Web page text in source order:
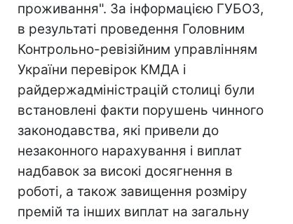
проживання". За інформацією ГУБОЗ,
в результаті проведення Головним
Контрольно-ревізійним управлінням
України перевірок КМДА і
райдержадміністрацій столиці були
встановлені факти порушень чинного
законодавства, які привели до
незаконного нарахування і виплат
надбавок за високі досягнення в
роботі, а також завищення розміру
премій та інших виплат на загальну